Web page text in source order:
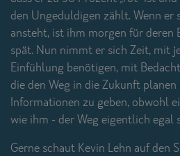
den Ungeduldigen zählt. Wenn er
ansteht, ist ihm morgen für deren
spät. Nun nimmt er sich Zeit, mit
Einfühlung benötigen, mit
die den Weg in die Zukunft
Informationen zu geben, obwohl
wie ihm - der Weg eigentlich egal
Gerne schaut Kevin Lehn auf den